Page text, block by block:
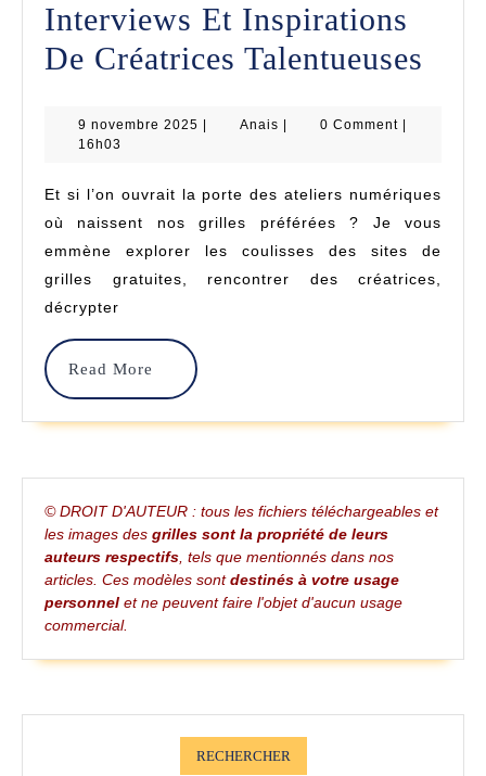
Interviews Et Inspirations
De Créatrices Talentueuses
De
De
9 novembre 2025 9
Anais Anais 0 Comment
16h03
Et si l’on ouvrait la porte des ateliers numériques
où naissent nos grilles préférées ? Je vous
emmène explorer les coulisses des sites de
grilles gratuites, rencontrer des créatrices,
décrypter
Read More
Read
More
© DROIT D'AUTEUR : tous les fichiers téléchargeables et
les images des grilles sont la propriété de leurs
auteurs respectifs , tels que mentionnés dans nos
articles. Ces modèles sontdestinés à votre usage
personnel et ne peuvent faire l'objet d'aucun usage
commercial.
RECHERCHER